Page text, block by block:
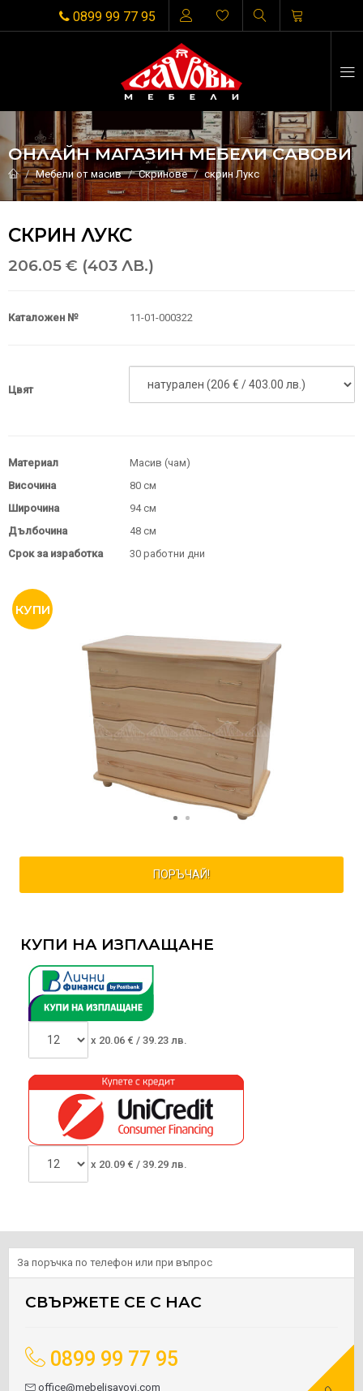
0899 99 77 95
ОНЛАЙН МАГАЗИН МЕБЕЛИ САВОВИ
Мебели от масив Скринове скрин Лукс
СКРИН ЛУКС
206.05 € (403 ЛВ.)
Каталожен № 11-01-000322
Цвят
Материал
Масив (чам)
Височина
80 см
Широчина
94 см
Дълбочина
48 см
Срок за изработка
30 работни дни
ПОРЪЧАЙ!
КУПИ НА ИЗПЛАЩАНЕ
x 20.06 € / 39.23 лв.
x 20.09 € / 39.29 лв.
За поръчка по телефон или при въпрос
СВЪРЖЕТЕ СЕ С НАС
0899 99 77 95
office@mebelisavovi.com